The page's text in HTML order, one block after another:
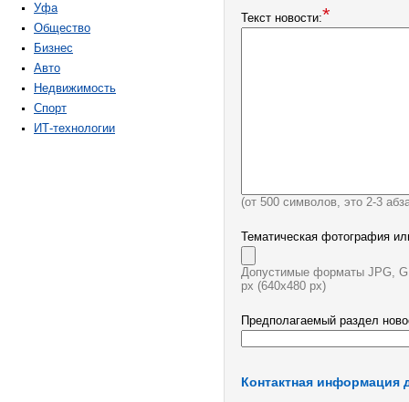
Уфа
Общество
Бизнес
Авто
Недвижимость
Спорт
ИТ-технологии
Текст новости:*
(от 500 символов, это 2-3
Тематическая фотография
Допустимые форматы JPG,
px (640х480 px)
Предполагаемый раздел
Контактная информация